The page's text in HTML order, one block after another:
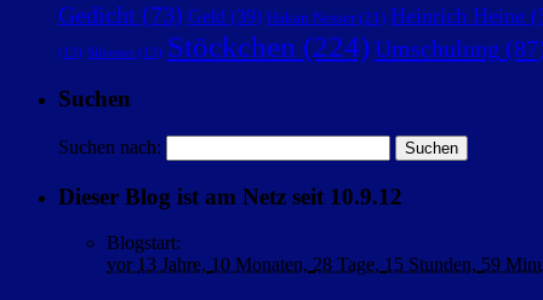
Gedicht (73) Geld (39) Hakan Nesser(21) Heinrich Heine
(13) Silvester (13) Stöckchen (224)Umschulung
Suchen
Suchen nach:
Dieser Blog ist am Netz seit 10.9.12
Blogstart:
vor 13 Jahre, 10 Monaten, 28 Tage, 15 Stunden, 59